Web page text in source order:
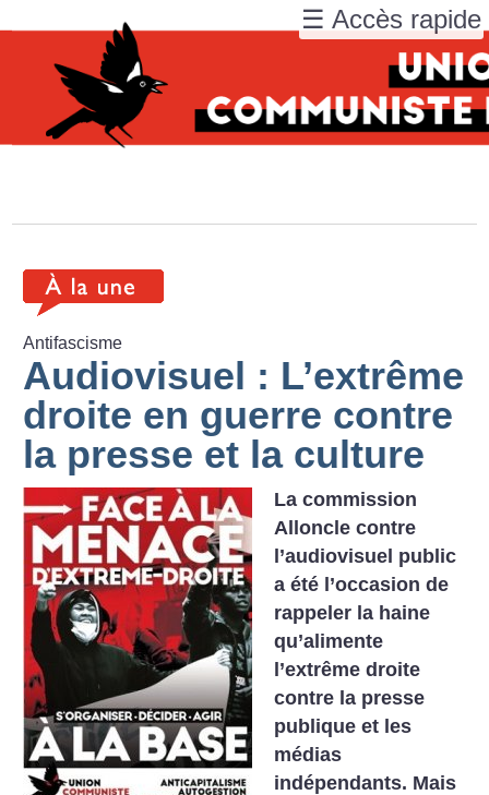
Antifascisme
Audiovisuel : L’extrême
droite en guerre contre
la presse et la culture
La commission
Alloncle contre
l’audiovisuel public
a été l’occasion de
rappeler la haine
qu’alimente
l’extrême droite
contre la presse
publique et les
médias
indépendants. Mais
☰ Accès rapide